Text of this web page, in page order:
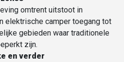
omtrent uitstoot in
elektrische camper toegang tot
gebieden waar traditionele
zijn.
en verder